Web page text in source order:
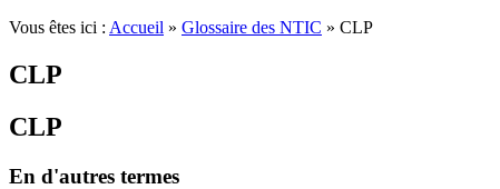
Vous êtes ici : Accueil » Glossaire des NTIC » CLP
CLP
CLP
En d'autres termes